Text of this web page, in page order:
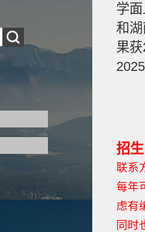
学
和
果
招
联系
每年
虑有
同时